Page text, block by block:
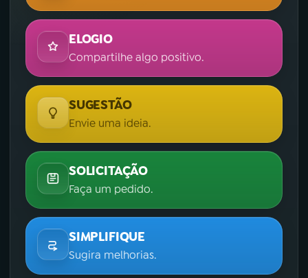
ELOGIO
Compartilhe algo positivo.
SUGESTÃO
Envie uma ideia.
SOLICITAÇÃO
Faça um pedido.
SIMPLIFIQUE
Sugira melhorias.